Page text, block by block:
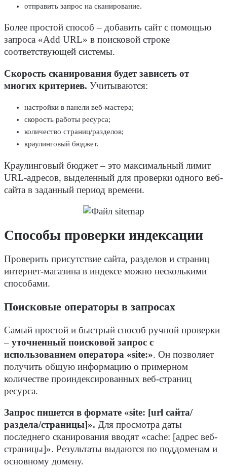
отправить запрос на сканирование.
Более простой способ – добавить сайт с помощью
запроса «Add URL» в поисковой строке
соответствующей системы.
Скорость сканирования будет зависеть от
многих критериев. Учитываются:
настройки в панели веб-мастера;
скорость работы ресурса;
количество страниц/разделов;
краулинговый бюджет.
Краулинговый бюджет – это максимальный лимит
URL-адресов, выделенный для проверки одного веб-
сайта в заданный период времени.
Способы проверки индексации
Проверить присутствие сайта, разделов и страниц
интернет-магазина в индексе можно несколькими
способами.
Поисковые операторы в запросах
Самый простой и быстрый способ ручной проверки
– уточненный поисковой запрос с
использованием оператора «site:». Он позволяет
получить общую информацию о примерном
количестве проиндексированных веб-страниц
ресурса.
Запрос пишется в формате «site: [url сайта/
раздела/страницы]». Для просмотра даты
последнего сканирования вводят «cache: [адрес веб-
страницы]». Результаты выдаются по поддоменам и
основному домену.